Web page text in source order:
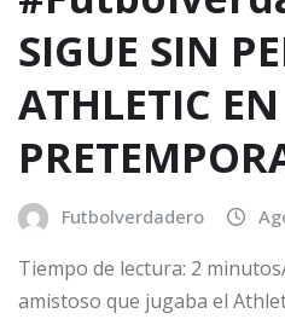
SIGUE SIN
ATHLETIC EN
Futbolverdadero
Tiempo de lectura: 2
amistoso que jugaba el